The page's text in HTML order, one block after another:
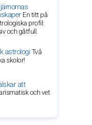
En titt på
profil:
och gåtfull.
astrologiTvå
skolor!
att
och vet